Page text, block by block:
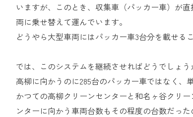
いますが、このとき、収集車（パッカー車）が
両に乗せ替えて運んでいます。
どうやら大型車両にはパッカー車3台分を載せる
では、このシステムを継続させればどうでしょう
高柳に向かうのに285台のパッカー車ではなく、
かつての高柳クリーンセンターと和名ヶ谷クリ
ンターに向かう車両台数もその程度の台数だった